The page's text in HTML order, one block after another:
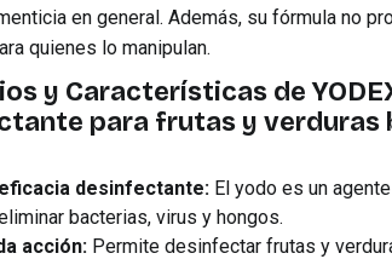
en general. Además, su fórmula no
quienes lo manipulan.
y Características de
para frutas y verduras
desinfectante: El yodo es un
bacterias, virus y hongos.
acción: Permite desinfectar frutas y